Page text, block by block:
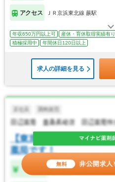
アクセス ＪＲ京浜東北線 蕨駅
年収650万円以上可 産休・育休取得実績有り
積極採用中
年間休日120日以上
求人の詳細を見る